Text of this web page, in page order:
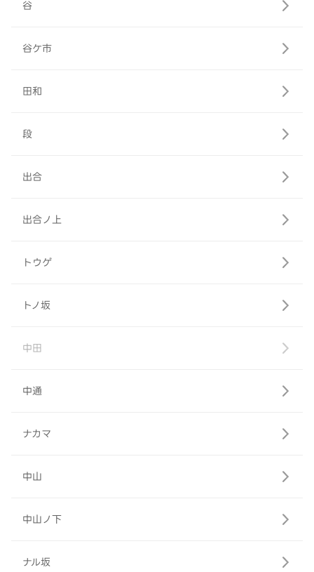
谷
谷ケ市
田和
段
出合
出合ノ上
トウゲ
トノ坂
中田
中通
ナカマ
中山
中山ノ下
ナル坂